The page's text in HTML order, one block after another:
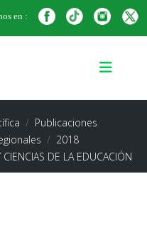
en :
Publicaciones
2018
CIENCIAS DE LA EDUCACIÓN